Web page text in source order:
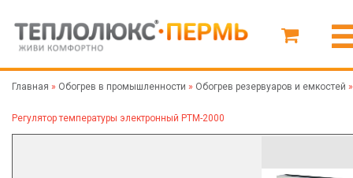
Главная » Обогрев в промышленности » Обогрев резервуаров и емкостей »
Регулятор температуры электронный РТМ-2000